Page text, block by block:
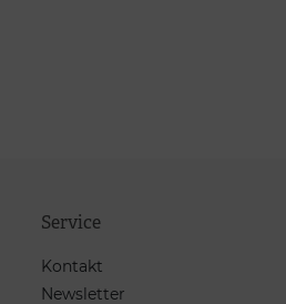
Service
Kontakt
Newsletter